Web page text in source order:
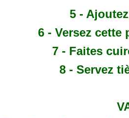
5 -
6 - Versez cette
7 - Faites
8 - Servez